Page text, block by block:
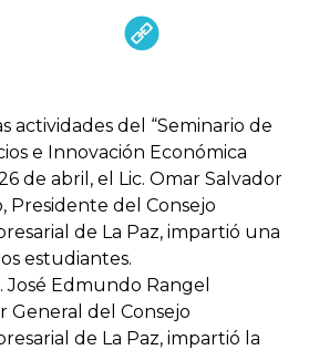
actividades del “Seminario de
e Innovación Económica
de abril, el Lic. Omar Salvador
Presidente del Consejo
de La Paz, impartió una
estudiantes.
José Edmundo Rangel
General del Consejo
de La Paz, impartió la